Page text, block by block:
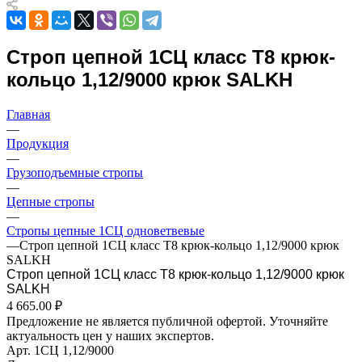
Строп цепной 1СЦ класс Т8 крюк-
кольцо 1,12/9000 крюк SALKH
Главная
—
Продукция
—
Грузоподъемные стропы
—
Цепные стропы
—
Стропы цепные 1СЦ одноветвевые
—Строп цепной 1СЦ класс Т8 крюк-кольцо 1,12/9000 крюк
SALKH
Строп цепной 1СЦ класс Т8 крюк-кольцо 1,12/9000 крюк
SALKH
4 665.00 ₽
Предложение не является публичной офертой. Уточняйте
актуальность цен у наших экспертов.
Арт. 1СЦ 1,12/9000